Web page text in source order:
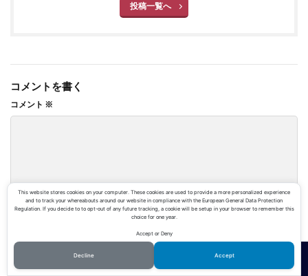
投稿一覧へ
コメントを書く
コメント ※
This website stores cookies on your computer. These cookies are used to provide a more personalized experience
and to track your whereabouts around our website in compliance with the European General Data Protection
Regulation. If you decide to to opt-out of any future tracking, a cookie will be setup in your browser to remember this
choice for one year.
Accept or Deny
Decline Accept